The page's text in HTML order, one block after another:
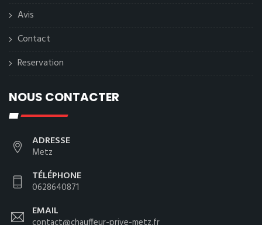
Avis
Contact
Reservation
NOUS CONTACTER
ADRESSE
Metz
TÉLÉPHONE
0628640871
EMAIL